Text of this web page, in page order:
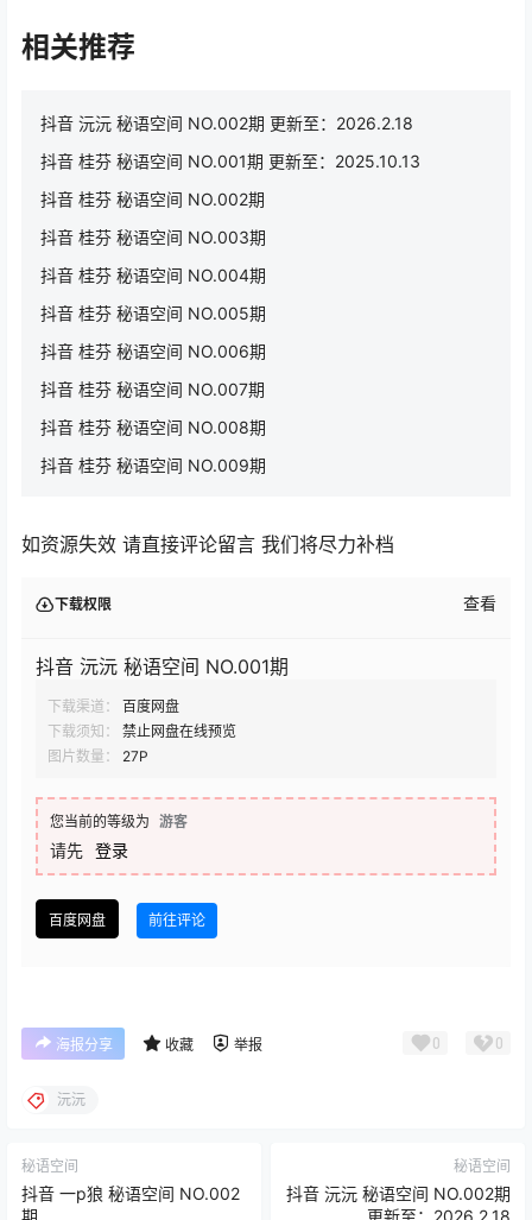
相关推荐
抖音 沅沅 秘语空间 NO.002期 更新至：2026.2.18
抖音 桂芬 秘语空间 NO.001期 更新至：2025.10.13
抖音 桂芬 秘语空间 NO.002期
抖音 桂芬 秘语空间 NO.003期
抖音 桂芬 秘语空间 NO.004期
抖音 桂芬 秘语空间 NO.005期
抖音 桂芬 秘语空间 NO.006期
抖音 桂芬 秘语空间 NO.007期
抖音 桂芬 秘语空间 NO.008期
抖音 桂芬 秘语空间 NO.009期
如资源失效 请直接评论留言 我们将尽力补档
下载权限 查看
抖音 沅沅 秘语空间 NO.001期
下载渠道：
百度网盘
下载须知：
禁止网盘在线预览
图片数量：
27P
您当前的等级为 游客
请先 登录
百度网盘 前往评论
海报分享 收藏 举报 0 0
沅沅
秘语空间
抖音 一p狼 秘语空间 NO.002
期
秘语空间
抖音 沅沅 秘语空间 NO.002期
更新至：2026.2.18